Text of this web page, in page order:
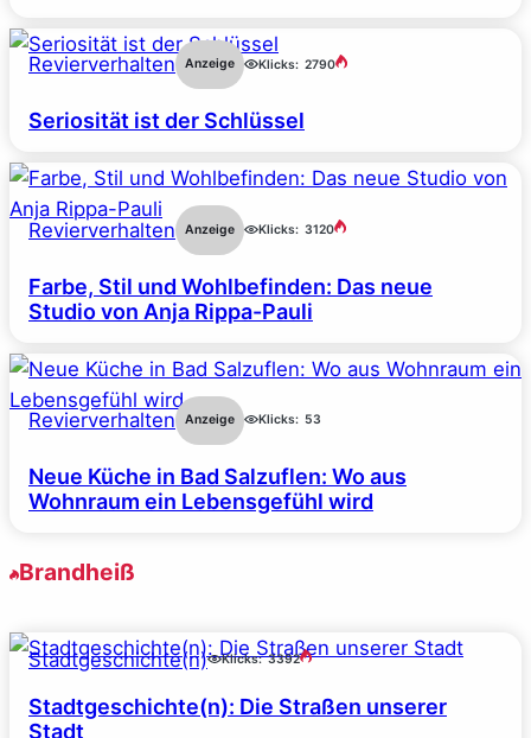
Revierverhalten Anzeige Klicks: 2790
Seriosität ist der Schlüssel
Revierverhalten Anzeige Klicks: 3120
Farbe, Stil und Wohlbefinden: Das neue
Studio von Anja Rippa-Pauli
Revierverhalten Anzeige Klicks: 53
Neue Küche in Bad Salzuflen: Wo aus
Wohnraum ein Lebensgefühl wird
Brandheiß
Stadtgeschichte(n) Klicks: 3392
Stadtgeschichte(n): Die Straßen unserer
Stadt